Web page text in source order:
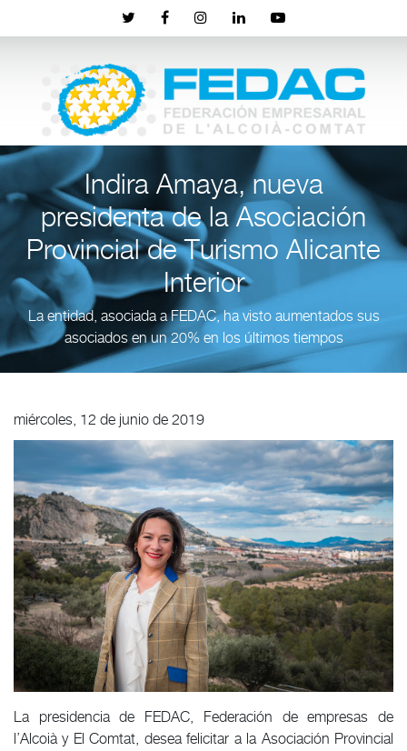
Indira Amaya, nueva
presidenta de la Asociación
Provincial de Turismo Alicante
Interior
La entidad, asociada a FEDAC, ha visto aumentados sus
asociados en un 20% en los últimos tiempos
miércoles, 12 de junio de 2019
La presidencia de FEDAC, Federación de empresas de
l’Alcoià y El Comtat, desea felicitar a la Asociación Provincial